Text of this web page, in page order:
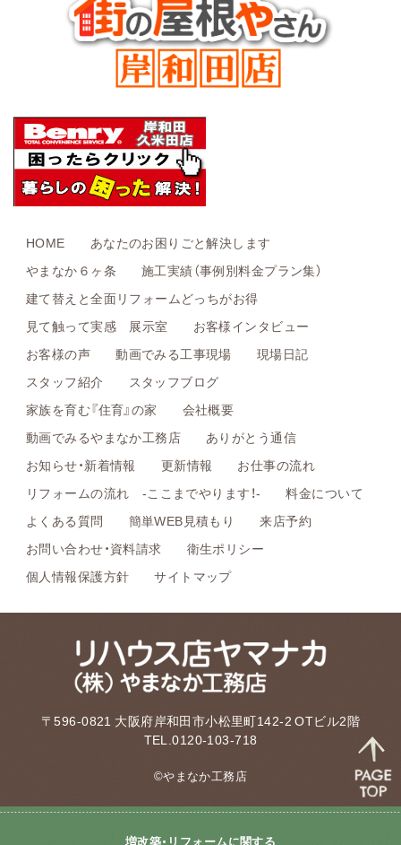
HOME
あなたのお困りごと解決します
やまなか６ヶ条
施工実績（事例別料金プラン集）
建て替えと全面リフォームどっちがお得
見て触って実感 展示室
お客様インタビュー
お客様の声
動画でみる工事現場
現場日記
スタッフ紹介
スタッフブログ
家族を育む『住育』の家
会社概要
動画でみるやまなか工務店
ありがとう通信
お知らせ・新着情報
更新情報
お仕事の流れ
リフォームの流れ -ここまでやります！-
料金について
よくある質問
簡単WEB見積もり
来店予約
お問い合わせ・資料請求
衛生ポリシー
個人情報保護方針
サイトマップ
〒596-0821 大阪府岸和田市小松里町142-2 OTビル2階
TEL.0120-103-718
©やまなか工務店
増改築・リフォームに関する